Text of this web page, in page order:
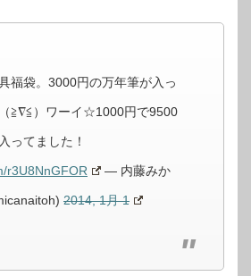
福袋。3000円の万年筆が入っ
≧∇≦）ワーイ☆1000円で9500
ってました！
r3U8NnGFOR — 内藤みか
2014, 1月 1